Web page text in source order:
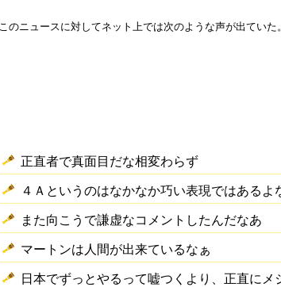
このニュースに対してネット上では次のような声が出ていた。
正直者で真面目だな相変わらず
４Ａというのはなかなか巧い表現ではあるよ
また向こうで謙虚なコメントしたんだなあ
マートンは人間が出来ているなぁ
日本でずっとやるって嘘つくより、正直に